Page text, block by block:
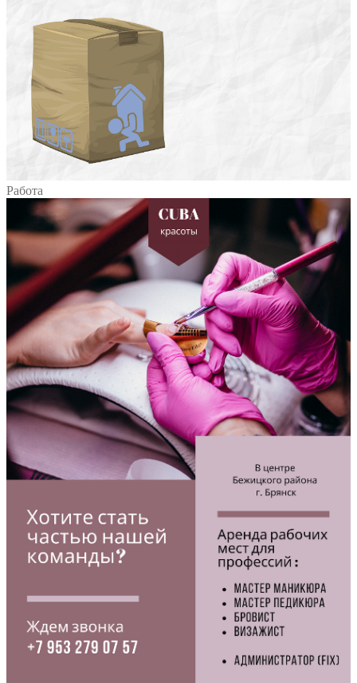
Работа